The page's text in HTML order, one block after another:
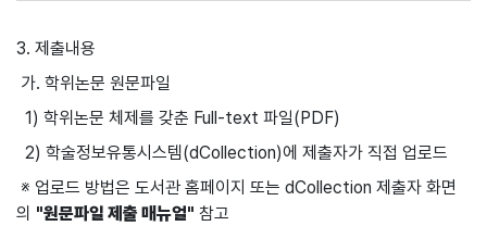
3. 제출내용
가. 학위논문 원문파일
1) 학위논문 체제를 갖춘 Full-text 파일(PDF)
2) 학술정보유통시스템(dCollection)에 제출자가 직접 업로드
※ 업로드 방법은 도서관 홈페이지 또는 dCollection 제출자 화면
의 "원문파일 제출 매뉴얼" 참고